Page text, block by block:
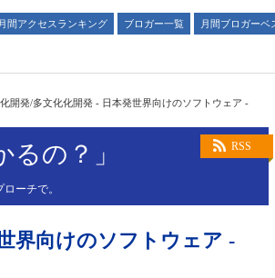
月間アクセスランキング ブロガー一覧
月間ブロガーベ
開発/多文化化開発 - 日本発世界向けのソフトウェア -
RSS
の？」
ーチで。
界向けのソフトウェア -